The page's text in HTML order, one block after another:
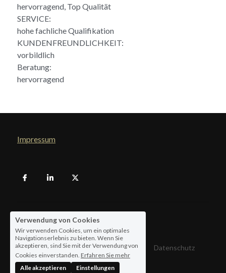
hervorragend, Top Qualität
SERVICE:
hohe fachliche Qualifikation
KUNDENFREUNDLICHKEIT:
vorbildlich
Beratung:
hervorragend
Impressum
Allgemeine Geschäftsbedingungen Datenschutz
Verwendung von Cookies
Wir verwenden Cookies, um ein optimales
Navigationserlebnis zu bieten. Wenn Sie
akzeptieren, sind Sie mit der Verwendung von
Cookies einverstanden. Erfahren Sie mehr
Alle akzeptieren
Einstellungen